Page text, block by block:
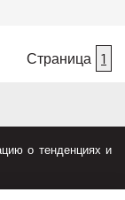
Страница 1
о тенденциях и